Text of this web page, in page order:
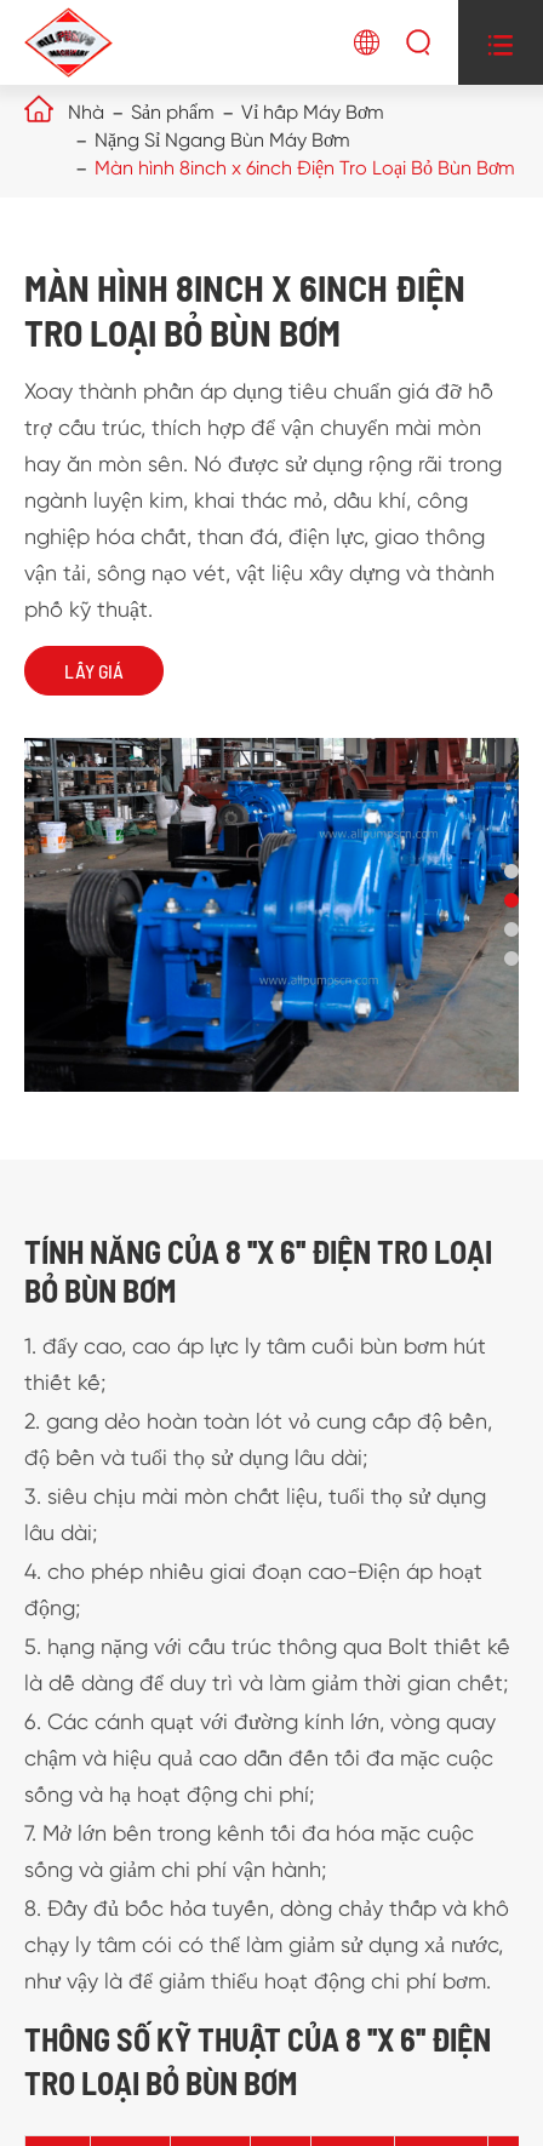
  
 Nhà Sản phẩm
Vỉ hấp Máy Bơm
Nặng Sỉ Ngang Bùn Máy Bơm
Màn hình 8inch x 6inch Điện Tro Loại Bỏ Bùn Bơm
MÀN HÌNH 8INCH X 6INCH ĐIỆN
TRO LOẠI BỎ BÙN BƠM
Xoay thành phần áp dụng tiêu chuẩn giá đỡ hỗ
trợ cấu trúc, thích hợp để vận chuyển mài mòn
hay ăn mòn sên. Nó được sử dụng rộng rãi trong
ngành luyện kim, khai thác mỏ, dầu khí, công
nghiệp hóa chất, than đá, điện lực, giao thông
vận tải, sông nạo vét, vật liệu xây dựng và thành
phố kỹ thuật.
LẤY GIÁ
TÍNH NĂNG CỦA 8 ''X 6'' ĐIỆN TRO LOẠI
BỎ BÙN BƠM
1. đẩy cao, cao áp lực ly tâm cuối bùn bơm hút
thiết kế;
2. gang dẻo hoàn toàn lót vỏ cung cấp độ bền,
độ bền và tuổi thọ sử dụng lâu dài;
3. siêu chịu mài mòn chất liệu, tuổi thọ sử dụng
lâu dài;
4. cho phép nhiều giai đoạn cao-Điện áp hoạt
động;
5. hạng nặng với cấu trúc thông qua Bolt thiết kế
là dễ dàng để duy trì và làm giảm thời gian chết;
6. Các cánh quạt với đường kính lớn, vòng quay
chậm và hiệu quả cao dẫn đến tối đa mặc cuộc
sống và hạ hoạt động chi phí;
7. Mở lớn bên trong kênh tối đa hóa mặc cuộc
sống và giảm chi phí vận hành;
8. Đầy đủ bốc hỏa tuyến, dòng chảy thấp và khô
chạy ly tâm cói có thể làm giảm sử dụng xả nước,
như vậy là để giảm thiểu hoạt động chi phí bơm.
THÔNG SỐ KỸ THUẬT CỦA 8 ''X 6'' ĐIỆN
TRO LOẠI BỎ BÙN BƠM